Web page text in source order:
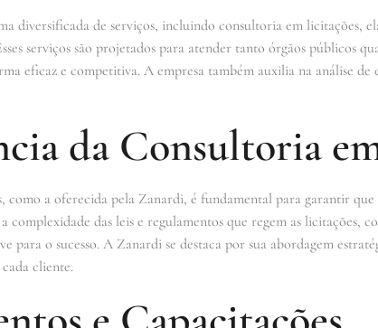
diversificada de serviços, incluindo consultoria em licitações,
serviços são projetados para atender tanto órgãos públicos
eficaz e competitiva. A empresa também auxilia na análise
da Consultoria
a oferecida pela Zanardi, é fundamental para garantir que
complexidade das leis e regulamentos que regem as licitações,
para o sucesso. A Zanardi se destaca por sua abordagem
cada cliente.